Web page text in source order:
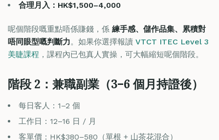
合理月入：HK$1,500–4,000
呢個階段嘅重點唔係賺錢，係 練手感、儲作品集、累積對
唔同眼型嘅判斷力。如果你選擇報讀 VTCT ITEC Level 3
美睫課程 ，課程內已包真人實操，可大幅縮短呢個階段。
階段 2：兼職副業（3–6 個月持證後）
每日客人：1–2 個
工作日：12–16 日 / 月
客單價：HK$380–580（單根 + 山茶花混合）